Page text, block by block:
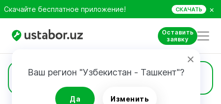
Скачайте бесплатное приложение! СКАЧАТЬ ×
Оставить
заявку
Ваш регион "Узбекистан - Ташкент"?
Да Изменить
Автоэлектрики 4